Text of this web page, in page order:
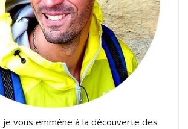
je vous emmène à la découverte des